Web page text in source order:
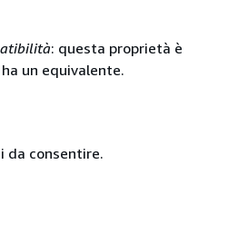
: questa proprietà è
ha un equivalente.
da consentire.